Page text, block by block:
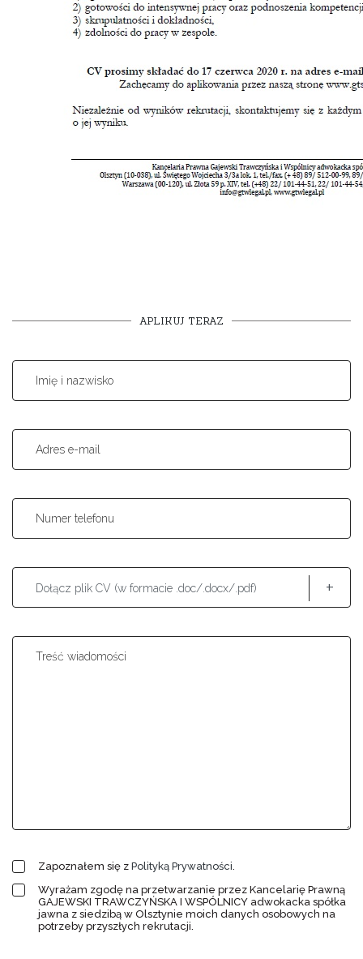
APLIKUJ TERAZ
Imię i nazwisko
Adres e-mail
Numer telefonu
Treść wiadomości
Zapoznałem się z Polityką Prywatności.
Wyrażam zgodę na przetwarzanie przez Kancelarię Prawną
GAJEWSKI TRAWCZYŃSKA I WSPÓLNICY adwokacka spółka
jawna z siedzibą w Olsztynie moich danych osobowych na
potrzeby przyszłych rekrutacji.